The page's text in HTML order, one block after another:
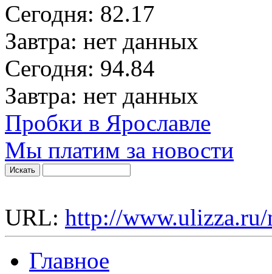
Сегодня: 82.17
Завтра: нет данных
Сегодня: 94.84
Завтра: нет данных
Пробки в Ярославле
Мы платим за новости
URL: http://
Главное